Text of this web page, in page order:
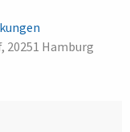
20251 Hamburg